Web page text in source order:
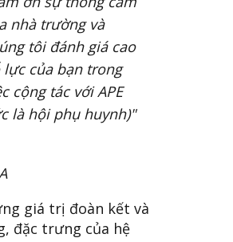
nhà trường và
tôi đánh giá cao
lực của bạn trong
cộng tác với APE
là hội phụ huynh)"
giá trị đoàn kết và
đặc trưng của hệ